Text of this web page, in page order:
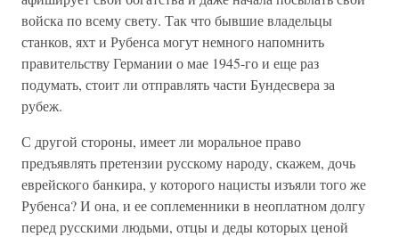
войска по всему свету. Так что бывшие владельцы
станков, яхт и Рубенса могут немного напомнить
правительству Германии о мае 1945-го и еще раз
подумать, стоит ли отправлять части Бундесвера за
рубеж.
С другой стороны, имеет ли моральное право
предъявлять претензии русскому народу, скажем, дочь
еврейского банкира, у которого нацисты изъяли того же
Рубенса? И она, и ее соплеменники в неоплатном долгу
перед русскими людьми, отцы и деды которых ценой